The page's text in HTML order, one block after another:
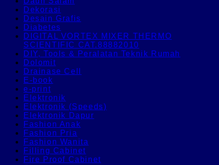
Dekorasi
Desain Grafis
Diabetes
DIGITAL VORTEX MIXER THERMO
SCIENTIFIC CAT.88882010
DIY, Tools & Peralatan Teknik Rumah
Dolomit
Drainase Cell
E-book
e-print
Elektronik
Elektronik (Speeds)
Elektronik Dapur
Fashion Anak
Fashion Pria
Fashion Wanita
Filling Cabinet
Fire Proof Cabinet